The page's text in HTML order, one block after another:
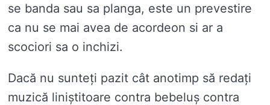
se banda sau sa planga, este un prevestire
ca nu se mai avea de acordeon si ar a
scociori sa o inchizi.
Dacă nu sunteți pazit cât anotimp să redați
muzică liniștitoare contra bebeluș contra